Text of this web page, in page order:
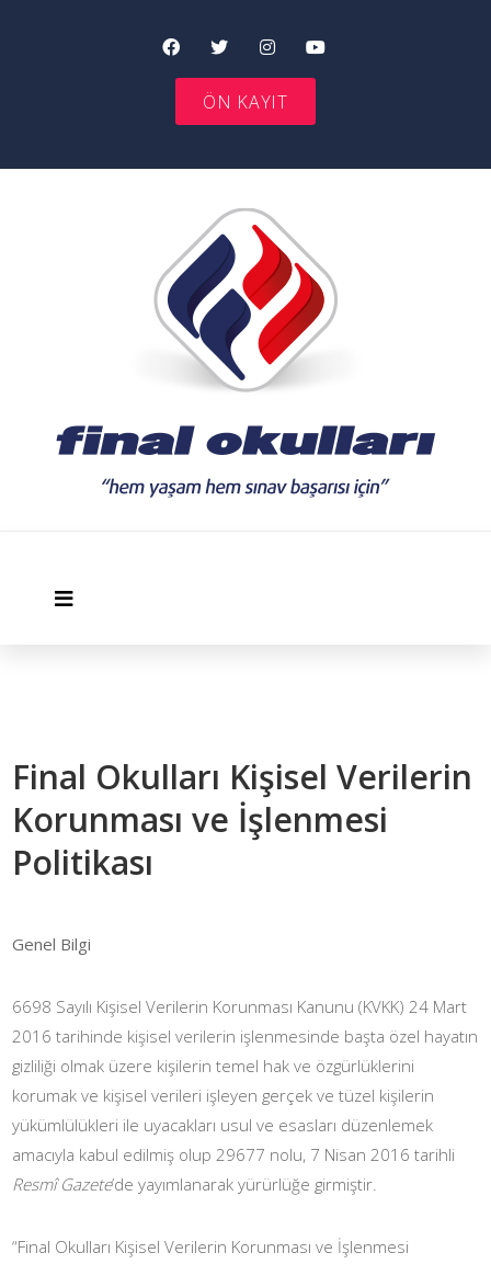
ÖN KAYIT
Final Okulları Kişisel Verilerin
Korunması ve İşlenmesi
Politikası
Genel Bilgi
6698 Sayılı Kişisel Verilerin Korunması Kanunu (KVKK) 24 Mart
2016 tarihinde kişisel verilerin işlenmesinde başta özel hayatın
gizliliği olmak üzere kişilerin temel hak ve özgürlüklerini
korumak ve kişisel verileri işleyen gerçek ve tüzel kişilerin
yükümlülükleri ile uyacakları usul ve esasları düzenlemek
amacıyla kabul edilmiş olup 29677 nolu, 7 Nisan 2016 tarihli
Resmî Gazete’de yayımlanarak yürürlüğe girmiştir.
“Final Okulları Kişisel Verilerin Korunması ve İşlenmesi